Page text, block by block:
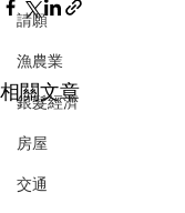
請願
漁農業
銀髮經濟
房屋
交通
相關文章